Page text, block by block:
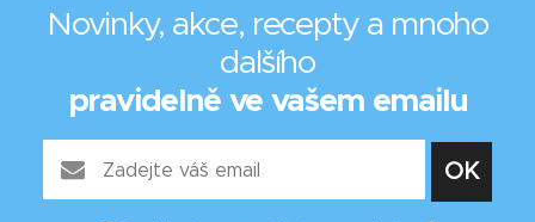
Novinky, akce, recepty a mnoho
dalšího
pravidelně ve vašem emailu